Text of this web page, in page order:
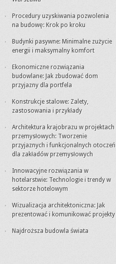
Procedury uzyskiwania pozwolenia
na budowę: Krok po kroku
Budynki pasywne: Minimalne zużycie
energii i maksymalny komfort
Ekonomiczne rozwiązania
budowlane: Jak zbudować dom
przyjazny dla portfela
Konstrukcje stalowe: Zalety,
zastosowania i przykłady
Architektura krajobrazu w projektach
przemysłowych: Tworzenie
przyjaznych i funkcjonalnych otoczeń
dla zakładów przemysłowych
Innowacyjne rozwiązania w
hotelarstwie: Technologie i trendy w
sektorze hotelowym
Wizualizacja architektoniczna: Jak
prezentować i komunikować projekty
Najdroższa budowla świata